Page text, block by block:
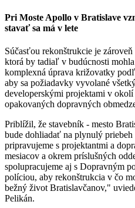
Pri Moste Apollo v Bratislave
stavať sa má v lete
Súčasťou rekonštrukcie je
ktorá by tadiaľ v budúcnosti
komplexná úprava križovatky
aby sa požiadavky vyvolané
developerskými projektami v
opakovaných dopravných
Priblížil, že stavebník - mesto
bude dohliadať na plynulý
pripravujeme s projektantmi a
mesiacov a okrem príslušných
spolupracujeme aj s Dopravným
políciou, aby rekonštrukcia v čo
bežný život Bratislavčanov,"
Pelikán.